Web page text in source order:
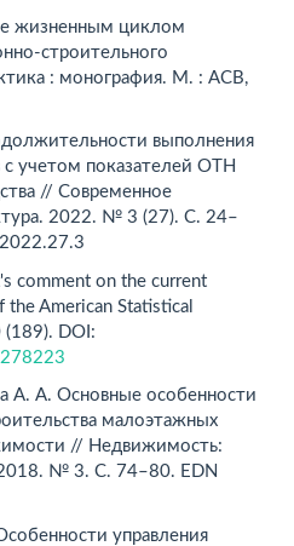
жизненным циклом
строительного
: монография. М. : АСВ,
выполнения
с учетом показателей ОТН
// Современное
2022. № 3 (27). С. 24–
comment on the current
American Statistical
DOI:
А. А. Основные особенности
малоэтажных
// Недвижимость:
№ 3. С. 74–80. EDN
управления